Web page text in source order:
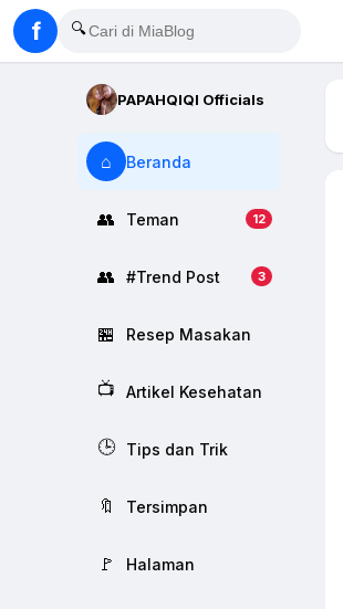
f 🔍
PAPAHQIQI Officials
⌂ Beranda
👥 Teman 12
👥 #Trend Post 3
🏪 Resep Masakan
📺 Artikel Kesehatan
🕒 Tips dan Trik
🔖 Tersimpan
🚩 Halaman